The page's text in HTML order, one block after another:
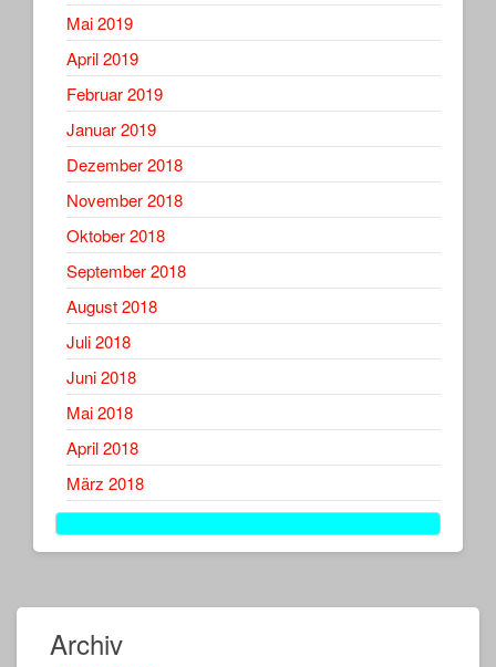
Mai 2019
April 2019
Februar 2019
Januar 2019
Dezember 2018
November 2018
Oktober 2018
September 2018
August 2018
Juli 2018
Juni 2018
Mai 2018
April 2018
März 2018
Archiv